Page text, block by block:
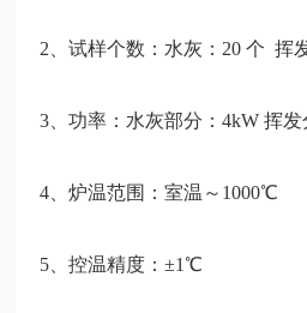
2、试样个数：水灰：20 个 挥
3、功率：水灰部分：4kW 挥
4、炉温范围：室温～1000℃
5、控温精度：±1℃